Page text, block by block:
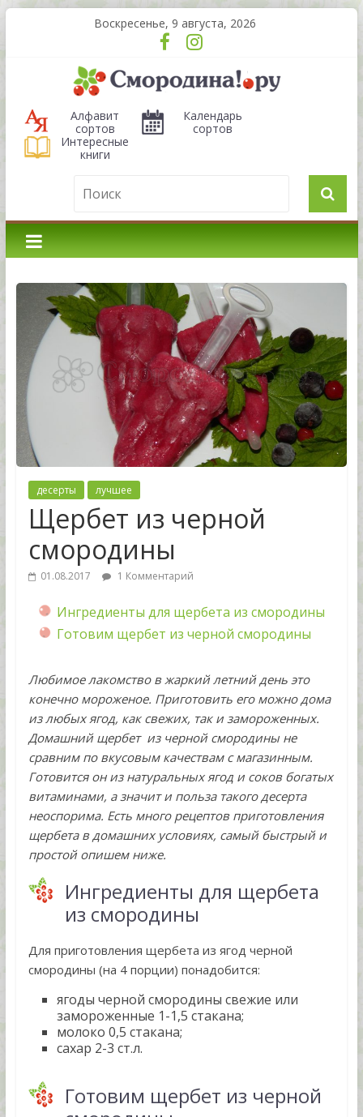
Воскресенье, 9 августа, 2026
Алфавит
сортов
Календарь
сортов
Интересные
книги
десерты лучшее
Щербет из черной
смородины
01.08.2017 1 Комментарий
Ингредиенты для щербета из смородины
Готовим щербет из черной смородины
Любимое лакомство в жаркий летний день это
конечно мороженое. Приготовить его можно дома
из любых ягод, как свежих, так и замороженных.
Домашний щербет из черной смородины не
сравним по вкусовым качествам с магазинным.
Готовится он из натуральных ягод и соков богатых
витаминами, а значит и польза такого десерта
неоспорима. Есть много рецептов приготовления
щербета в домашних условиях, самый быстрый и
простой опишем ниже.
Ингредиенты для щербета
из смородины
Для приготовления щербета из ягод черной
смородины (на 4 порции) понадобится:
ягоды черной смородины свежие или
замороженные 1-1,5 стакана;
молоко 0,5 стакана;
сахар 2-3 ст.л.
Готовим щербет из черной